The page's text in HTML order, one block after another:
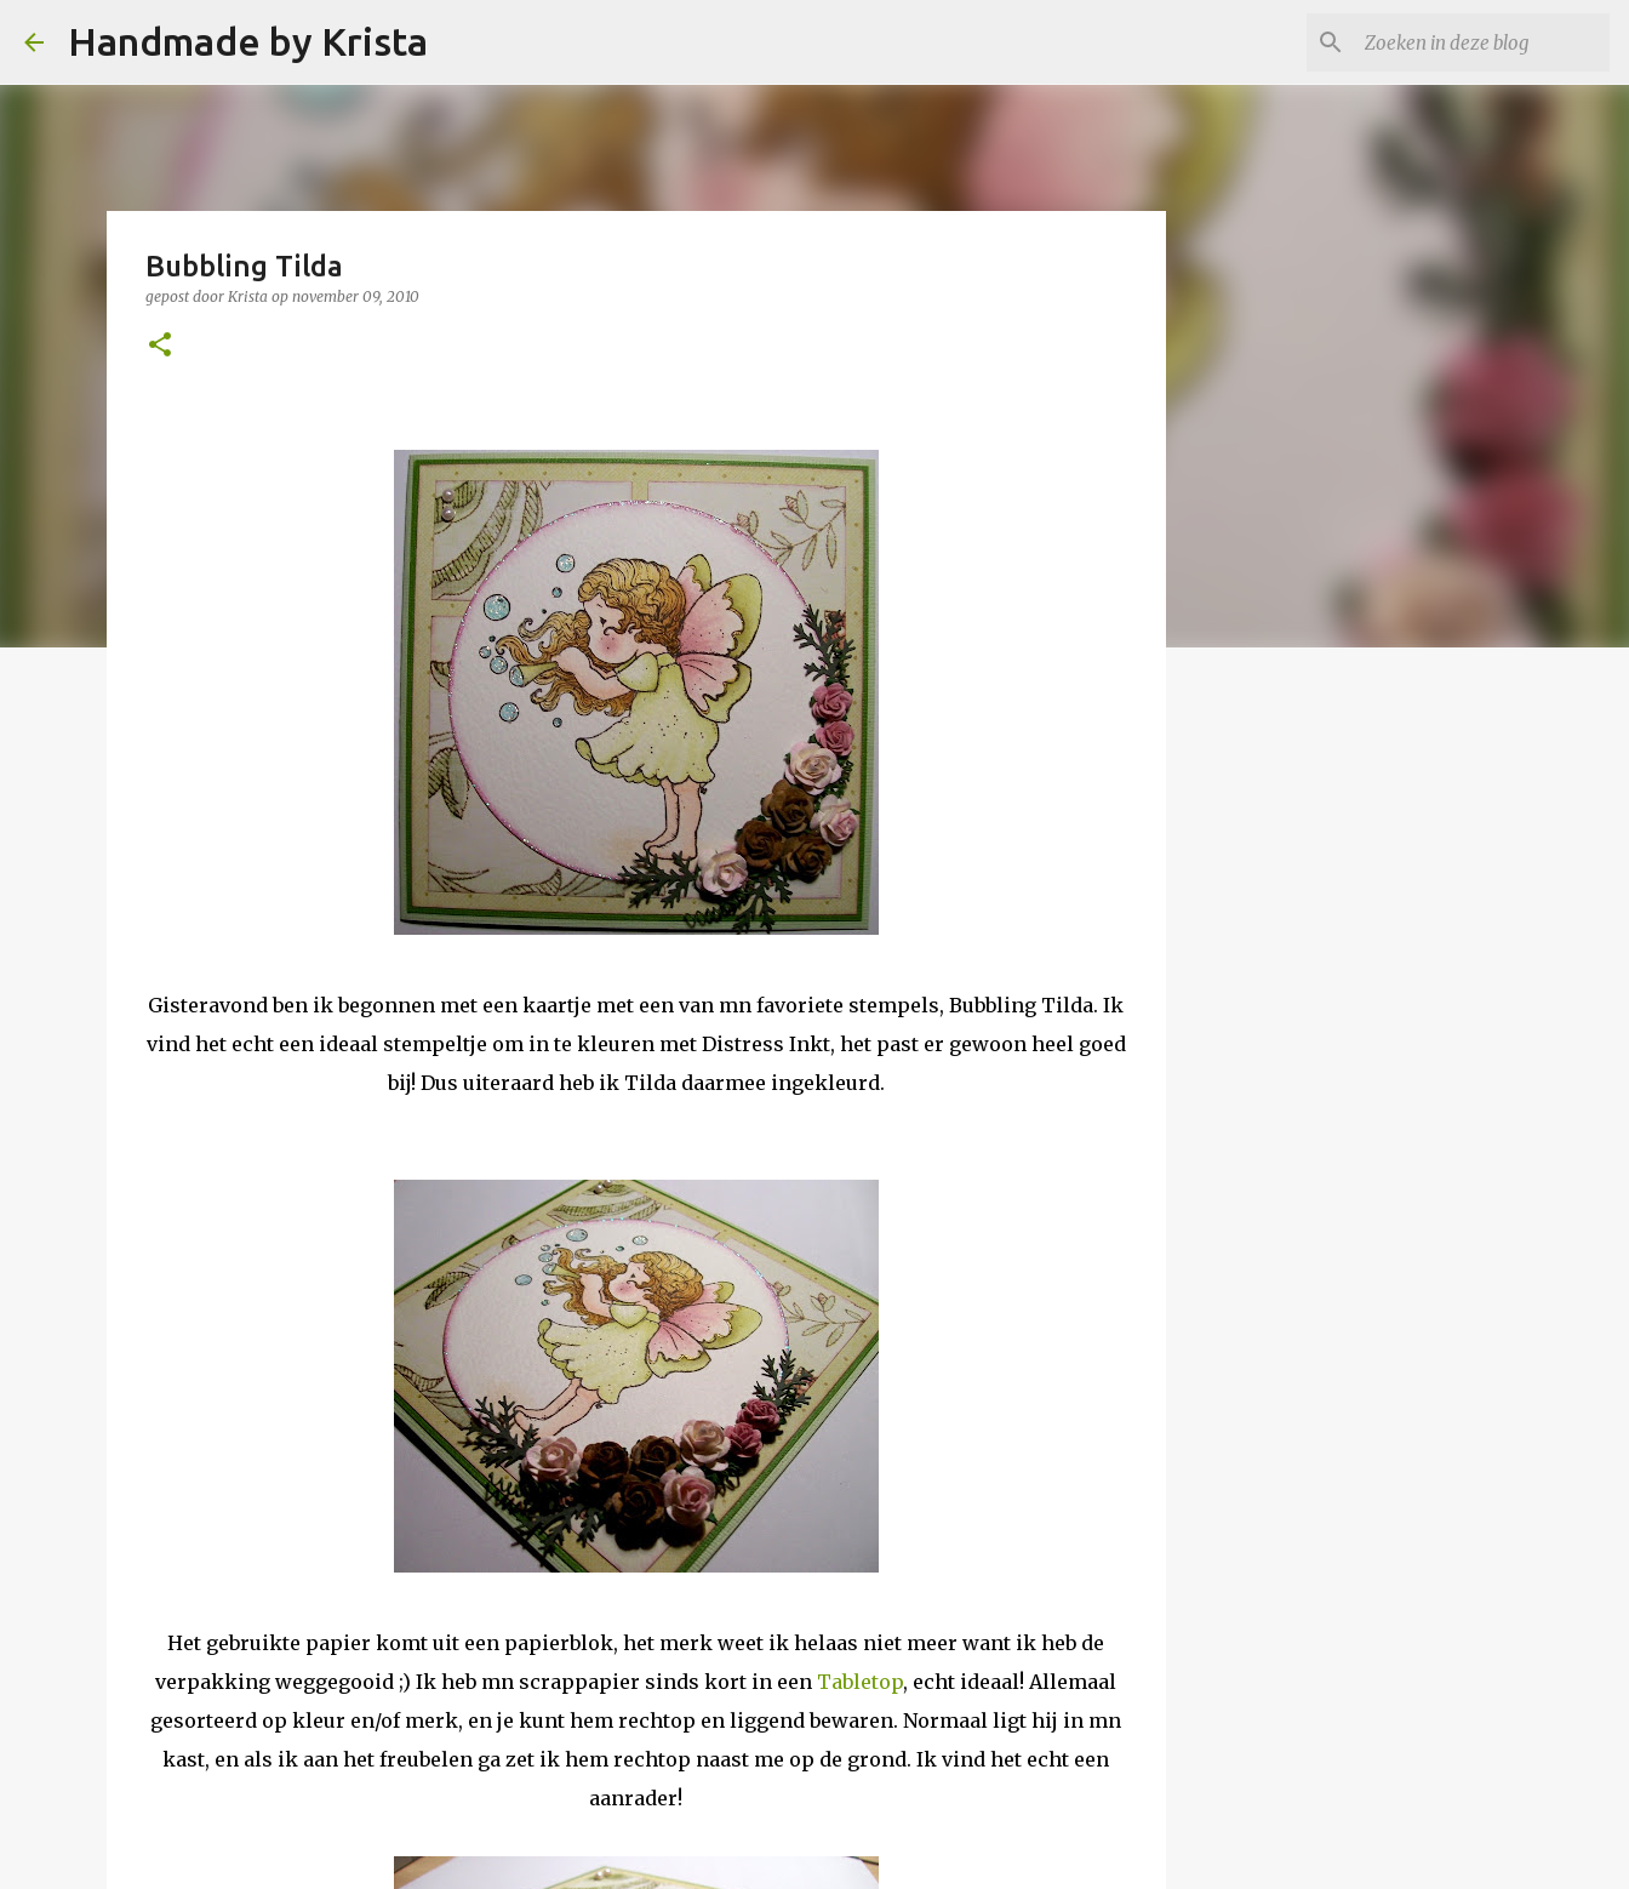
Handmade by Krista
Bubbling Tilda
gepost door Krista op november 09, 2010
Gisteravond ben ik begonnen met een kaartje met een van mn favoriete stempels, Bubbling Tilda. Ik
vind het echt een ideaal stempeltje om in te kleuren met Distress Inkt, het past er gewoon heel goed
bij! Dus uiteraard heb ik Tilda daarmee ingekleurd.
Het gebruikte papier komt uit een papierblok, het merk weet ik helaas niet meer want ik heb de
verpakking weggegooid ;) Ik heb mn scrappapier sinds kort in een Tabletop, echt ideaal! Allemaal
gesorteerd op kleur en/of merk, en je kunt hem rechtop en liggend bewaren. Normaal ligt hij in mn
kast, en als ik aan het freubelen ga zet ik hem rechtop naast me op de grond. Ik vind het echt een
aanrader!